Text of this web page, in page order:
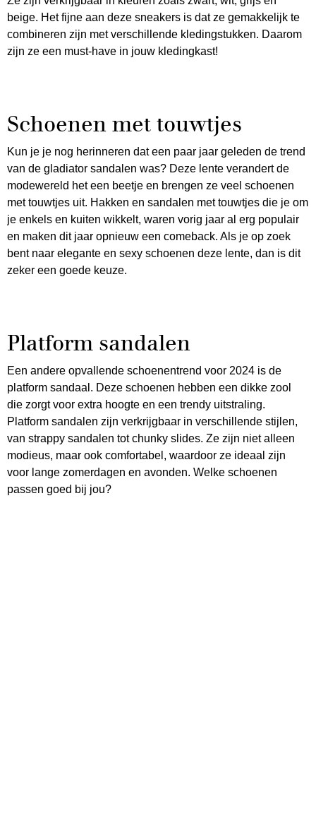
beige. Het fijne aan deze sneakers is dat ze gemakkelijk te
combineren zijn met verschillende kledingstukken. Daarom
zijn ze een must-have in jouw kledingkast!
Schoenen met touwtjes
Kun je je nog herinneren dat een paar jaar geleden de trend
van de gladiator sandalen was? Deze lente verandert de
modewereld het een beetje en brengen ze veel schoenen
met touwtjes uit. Hakken en sandalen met touwtjes die je om
je enkels en kuiten wikkelt, waren vorig jaar al erg populair
en maken dit jaar opnieuw een comeback. Als je op zoek
bent naar elegante en sexy schoenen deze lente, dan is dit
zeker een goede keuze.
Platform sandalen
Een andere opvallende schoenentrend voor 2024 is de
platform sandaal. Deze schoenen hebben een dikke zool
die zorgt voor extra hoogte en een trendy uitstraling.
Platform sandalen zijn verkrijgbaar in verschillende stijlen,
van strappy sandalen tot chunky slides. Ze zijn niet alleen
modieus, maar ook comfortabel, waardoor ze ideaal zijn
voor lange zomerdagen en avonden. Welke schoenen
passen goed bij jou?